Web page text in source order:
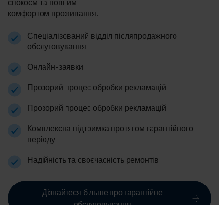
спокоєм та повним
комфортом проживання.
Спеціалізований відділ післяпродажного
обслуговування
Онлайн-заявки
Прозорий процес обробки рекламацій
Прозорий процес обробки рекламацій
Комплексна підтримка протягом гарантійного
періоду
Надійність та своєчасність ремонтів
Дізнайтеся більше про гарантійне